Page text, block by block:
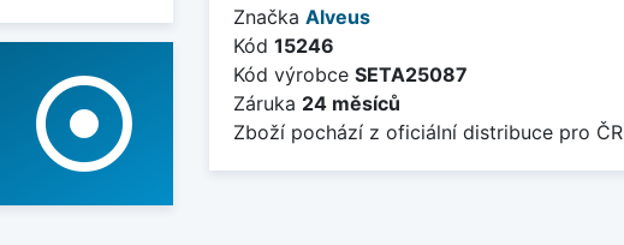
adjust
Značka Alveus
Kód 15246
Kód výrobce SETA25087
Záruka 24 měsíců
Zboží pochází z oficiální distribuce pro ČR